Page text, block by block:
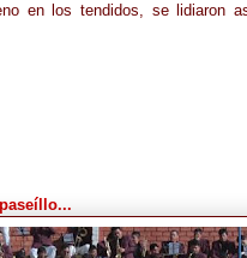
en los tendidos, se lidiaron